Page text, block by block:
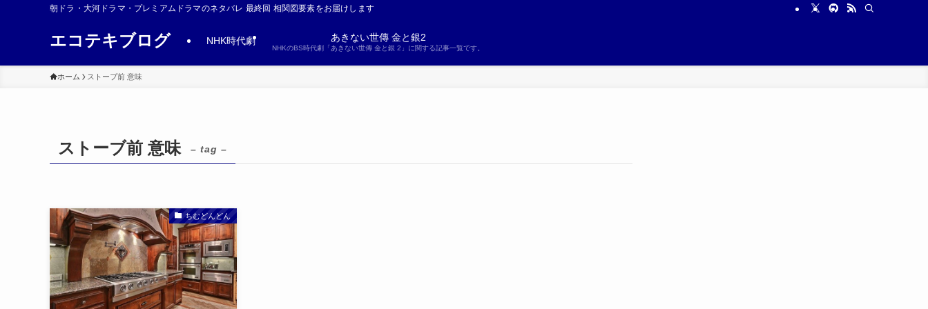
朝ドラ・大河ドラマ・プレミアムドラマのネタバレ 最終回 相関図要素をお届けします
エコテキブログ NHK時代劇 あきない世傳 金と銀2
NHKのBS時代劇「あきない世傳 金と銀 2」に関する記事一覧です。
ホーム ストーブ前 意味
ストーブ前 意味 – tag –
ちむどんどん